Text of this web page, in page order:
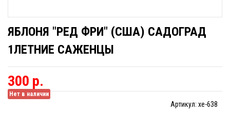
ЯБЛОНЯ "РЕД ФРИ" (США) САДОГРАД
1ЛЕТНИЕ САЖЕНЦЫ
300 р.
Нет в наличии
Артикул: xe-638